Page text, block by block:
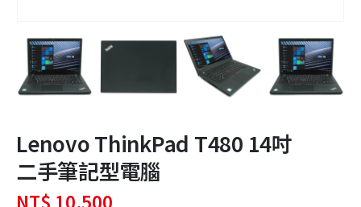
Lenovo ThinkPad T480 14吋
二手筆記型電腦
NT$ 10,500